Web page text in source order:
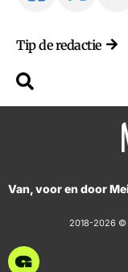
Tip de redactie
Van, voor en door
2018-2026 ©